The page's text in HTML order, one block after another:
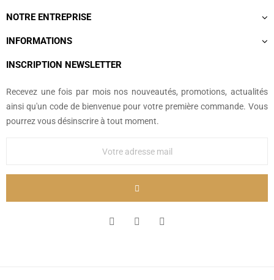
NOTRE ENTREPRISE
INFORMATIONS
INSCRIPTION NEWSLETTER
Recevez une fois par mois nos nouveautés, promotions, actualités
ainsi qu'un code de bienvenue pour votre première commande. Vous
pourrez vous désinscrire à tout moment.